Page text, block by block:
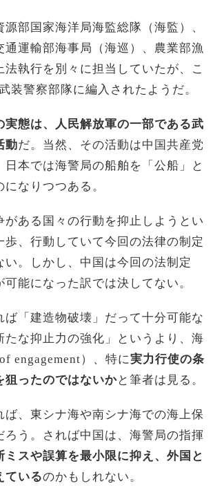
部国家海洋局海監総隊（海監）、
運輸部海事局（海巡）、農業部漁
執行を別々に担当していたが、こ
装警察部隊に編入されたようだ。
実態は、人民解放軍の一部である武
動だ。当然、その活動は中国共産党
本では海警局の船舶を「公船」と
なりつつある。
ある国々の行動を抑止しようとい
、行動していて今回の法律の制定
。しかし、中国は今回の法制定
能になった訳では決してない。
「建造物破壊」だって十分可能な
な抑止力の強化」というより、海
engagement）、特に実力行使の条
狙ったのではないかと筆者は見る。
、東シナ海や南シナ海での海上保
う。されば中国は、海警局の指揮
スや誤算を最小限に抑え、外国と
ているのかもしれない。